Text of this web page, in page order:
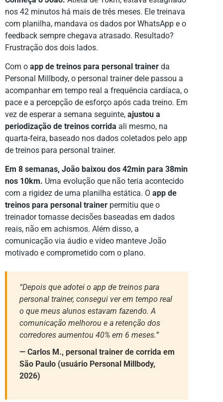
nos 42 minutos há mais de três meses. Ele treinava
com planilha, mandava os dados por WhatsApp e o
feedback sempre chegava atrasado. Resultado?
Frustração dos dois lados.
Com o app de treinos para personal trainer da
Personal Millbody, o personal trainer dele passou a
acompanhar em tempo real a frequência cardíaca, o
pace e a percepção de esforço após cada treino. Em
vez de esperar a semana seguinte, ajustou a
periodização de treinos corrida ali mesmo, na
quarta-feira, baseado nos dados coletados pelo app
de treinos para personal trainer.
Em 8 semanas, João baixou dos 42min para 38min
nos 10km. Uma evolução que não teria acontecido
com a rigidez de uma planilha estática. O app de
treinos para personal trainer permitiu que o
treinador tomasse decisões baseadas em dados
reais, não em achismos. Além disso, a
comunicação via áudio e vídeo manteve João
motivado e comprometido com o plano.
“Depois que adotei o app de treinos para
personal trainer, consegui ver em tempo real
o que meus alunos estavam fazendo. A
comunicação melhorou e a retenção dos
corredores aumentou 40% em 6 meses.”
— Carlos M., personal trainer de corrida em
São Paulo (usuário Personal Millbody,
2026)